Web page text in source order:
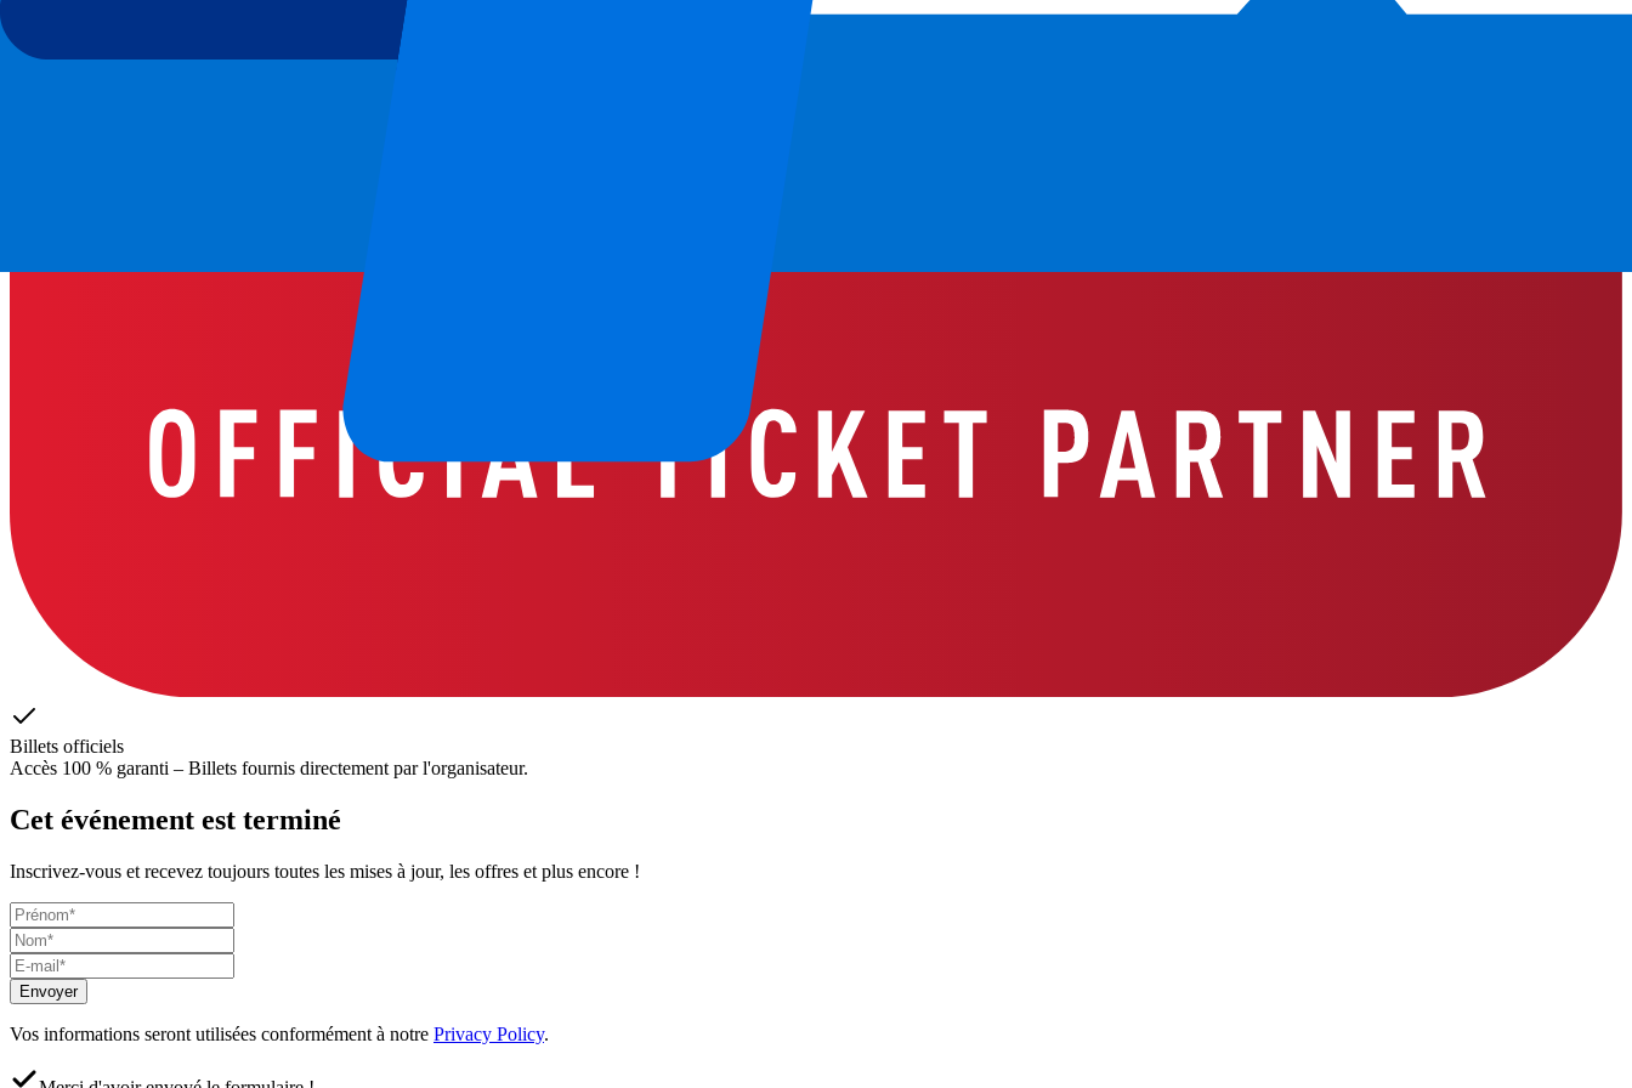
Billets officiels
Accès 100 % garanti – Billets fournis directement par l'organisateur.
Cet événement est terminé
Inscrivez-vous et recevez toujours toutes les mises à jour, les offres et plus encore !
Envoyer
Vos informations seront utilisées conformément à notre Privacy Policy.